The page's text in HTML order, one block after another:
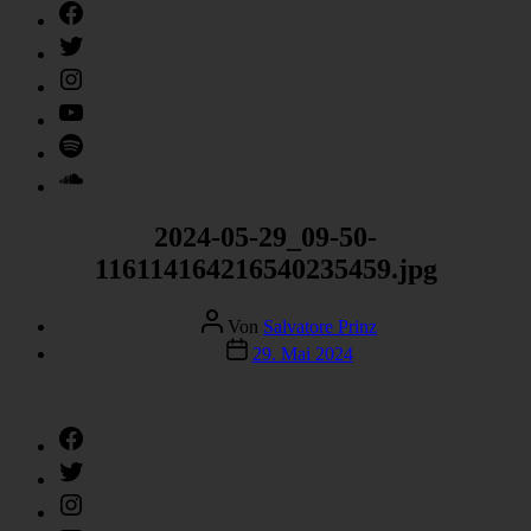
Facebook
Twitter
Instagram
YouTube
Spotify
SoundCloud
2024-05-29_09-50-
116114164216540235459.jpg
Beitragsautor
Von Salvatore Prinz
Veröffentlichungsdatum
29. Mai 2024
Facebook
Twitter
Instagram